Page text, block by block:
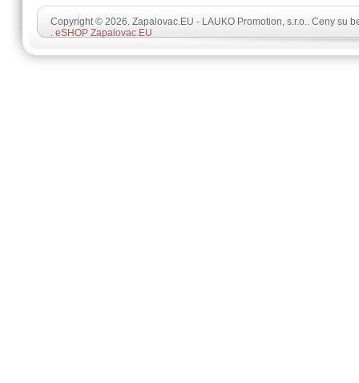
Copyright © 2026. Zapalovac.EU - LAUKO Promotion, s.r.o.. Ceny su
.eSHOP Zapalovac.EU